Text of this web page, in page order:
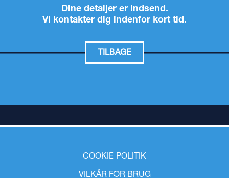
Dine detaljer er indsend.
Vi kontakter dig indenfor kort tid.
TILBAGE
COOKIE POLITIK
VILKÅR FOR BRUG